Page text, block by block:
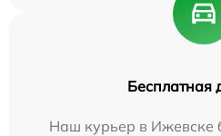
Бесплатная
Наш курьер в Ижевске